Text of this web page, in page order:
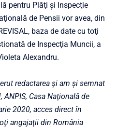
pentru Plăţi şi Inspecţie
de Pensii vor avea, din
baza de date cu toţi
de Inspecţia Muncii, a
Alexandru.
redactarea şi am şi semnat
Casa Naţională de
2020, acces direct în
angajaţii din România